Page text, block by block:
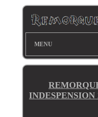
MENU
INDESPENSION